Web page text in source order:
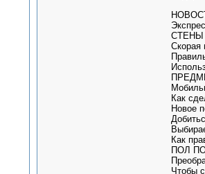
СТЕНЫ
Как
Новое
Как
ПОЛ
Чтобы